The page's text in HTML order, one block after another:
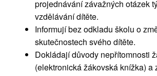
projednávání závažných otázek
vzdělávání dítěte.
Informují bez odkladu školu o
skutečnostech svého dítěte.
Dokládají důvody nepřítomnosti
(elektronická žákovská knížka) a